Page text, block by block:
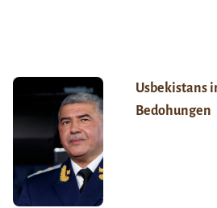
Usbekistans
Bedohungen